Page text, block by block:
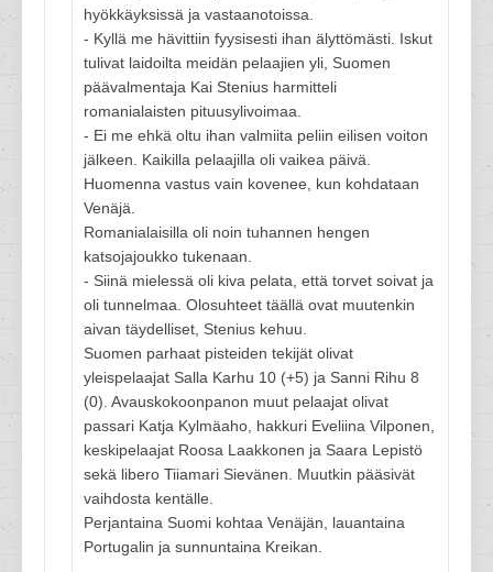
hyökkäyksissä ja vastaanotoissa.
- Kyllä me hävittiin fyysisesti ihan älyttömästi. Iskut
tulivat laidoilta meidän pelaajien yli, Suomen
päävalmentaja Kai Stenius harmitteli
romanialaisten pituusylivoimaa.
- Ei me ehkä oltu ihan valmiita peliin eilisen voiton
jälkeen. Kaikilla pelaajilla oli vaikea päivä.
Huomenna vastus vain kovenee, kun kohdataan
Venäjä.
Romanialaisilla oli noin tuhannen hengen
katsojajoukko tukenaan.
- Siinä mielessä oli kiva pelata, että torvet soivat ja
oli tunnelmaa. Olosuhteet täällä ovat muutenkin
aivan täydelliset, Stenius kehuu.
Suomen parhaat pisteiden tekijät olivat
yleispelaajat Salla Karhu 10 (+5) ja Sanni Rihu 8
(0). Avauskokoonpanon muut pelaajat olivat
passari Katja Kylmäaho, hakkuri Eveliina Vilponen,
keskipelaajat Roosa Laakkonen ja Saara Lepistö
sekä libero Tiiamari Sievänen. Muutkin pääsivät
vaihdosta kentälle.
Perjantaina Suomi kohtaa Venäjän, lauantaina
Portugalin ja sunnuntaina Kreikan.